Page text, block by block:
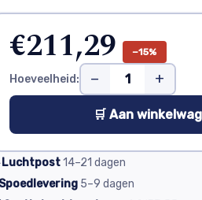
€211,29 −15%
Hoeveelheid: − +
🛒 Aan
Luchtpost14–21 dagen
Spoedlevering 5–9 dagen